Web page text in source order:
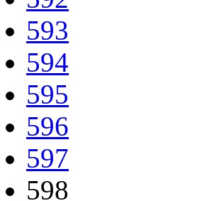
593
594
595
596
597
598